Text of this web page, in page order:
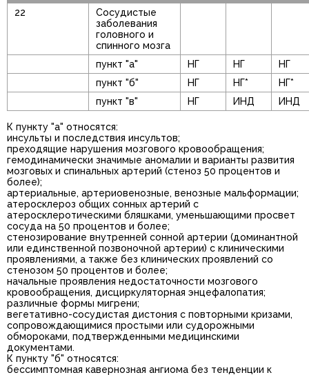
22
Сосудистые
заболевания
головного и
спинного мозга
пункт "а"
НГ НГ
НГ
пункт "б"
НГ НГ*
НГ*
пункт "в"
НГ ИНД ИНД
К пункту "а" относятся:
инсульты и последствия инсультов;
преходящие нарушения мозгового кровообращения;
гемодинамически значимые аномалии и варианты развития
мозговых и спинальных артерий (стеноз 50 процентов и
более);
артериальные, артериовенозные, венозные мальформации;
атеросклероз общих сонных артерий с
атеросклеротическими бляшками, уменьшающими просвет
сосуда на 50 процентов и более;
стенозирование внутренней сонной артерии (доминантной
или единственной позвоночной артерии) с клиническими
проявлениями, а также без клинических проявлений со
стенозом 50 процентов и более;
начальные проявления недостаточности мозгового
кровообращения, дисциркуляторная энцефалопатия;
различные формы мигрени;
вегетативно-сосудистая дистония с повторными кризами,
сопровождающимися простыми или судорожными
обмороками, подтвержденными медицинскими
документами.
К пункту "б" относятся:
бессимптомная кавернозная ангиома без тенденции к